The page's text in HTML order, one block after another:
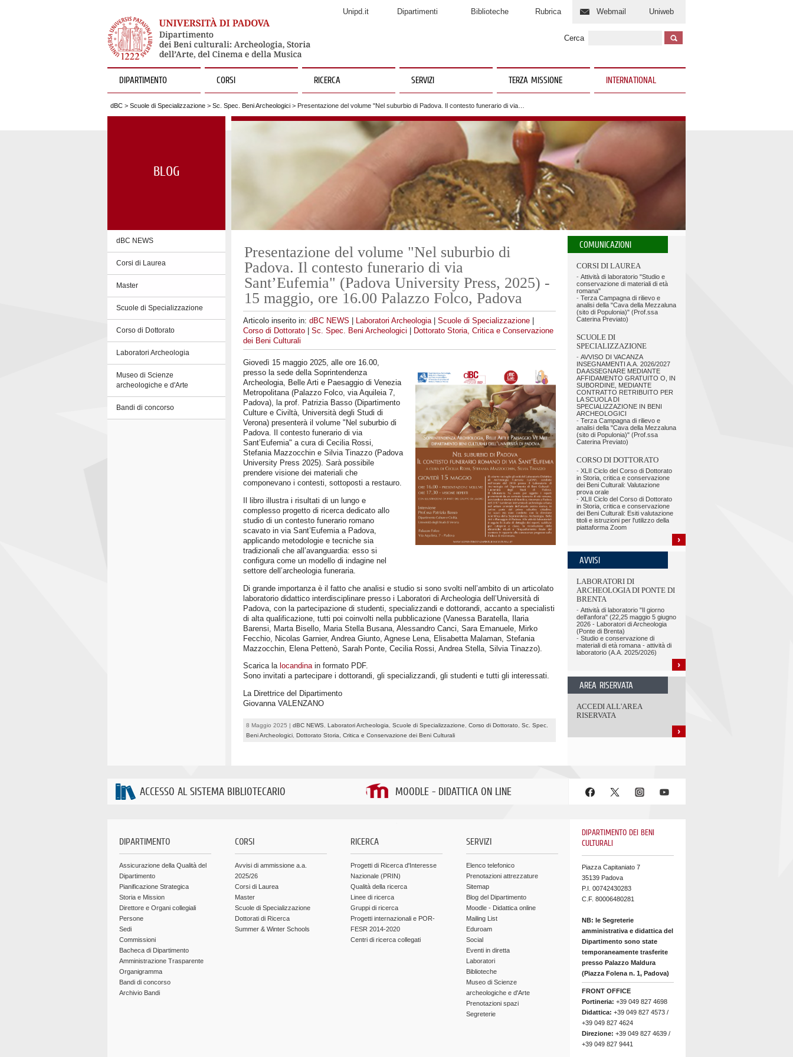
Unipd.it Dipartimenti Biblioteche Rubrica Webmail Uniweb
Cerca
DIPARTIMENTO CORSI RICERCA SERVIZI TERZA MISSIONE INTERNATIONAL
dBC > Scuole di Specializzazione > Sc. Spec. Beni Archeologici > Presentazione del volume "Nel suburbio di Padova. Il contesto funerario di via…
BLOG
dBC NEWS
Corsi di Laurea
Master
Scuole di Specializzazione
Corso di Dottorato
Laboratori Archeologia
Museo di Scienze
archeologiche e d'Arte
Bandi di concorso
Presentazione del volume "Nel suburbio di
Padova. Il contesto funerario di via
Sant’Eufemia" (Padova University Press, 2025) -
15 maggio, ore 16.00 Palazzo Folco, Padova
Articolo inserito in: dBC NEWS Laboratori Archeologia Scuole di Specializzazione
Corso di Dottorato
Sc. Spec. Beni Archeologici
Dottorato Storia, Critica e Conservazione
dei Beni Culturali
Giovedì 15 maggio 2025, alle ore 16.00,
presso la sede della Soprintendenza
Archeologia, Belle Arti e Paesaggio di Venezia
Metropolitana (Palazzo Folco, via Aquileia 7,
Padova), la prof. Patrizia Basso (Dipartimento
Culture e Civiltà, Università degli Studi di
Verona) presenterà il volume "Nel suburbio di
Padova. Il contesto funerario di via
Sant’Eufemia" a cura di Cecilia Rossi,
Stefania Mazzocchin e Silvia Tinazzo (Padova
University Press 2025). Sarà possibile
prendere visione dei materiali che
componevano i contesti, sottoposti a restauro.
Il libro illustra i risultati di un lungo e
complesso progetto di ricerca dedicato allo
studio di un contesto funerario romano
scavato in via Sant’Eufemia a Padova,
applicando metodologie e tecniche sia
tradizionali che all’avanguardia: esso si
configura come un modello di indagine nel
settore dell’archeologia funeraria.
Di grande importanza è il fatto che analisi e studio si sono svolti nell’ambito di un articolato
laboratorio didattico interdisciplinare presso i Laboratori di Archeologia dell’Università di
Padova, con la partecipazione di studenti, specializzandi e dottorandi, accanto a specialisti
di alta qualificazione, tutti poi coinvolti nella pubblicazione (Vanessa Baratella, Ilaria
Barensi, Marta Bisello, Maria Stella Busana, Alessandro Canci, Sara Emanuele, Mirko
Fecchio, Nicolas Garnier, Andrea Giunto, Agnese Lena, Elisabetta Malaman, Stefania
Mazzocchin, Elena Pettenò, Sarah Ponte, Cecilia Rossi, Andrea Stella, Silvia Tinazzo).
Scarica la locandinain formato PDF.
Sono invitati a partecipare i dottorandi, gli specializzandi, gli studenti e tutti gli interessati.
La Direttrice del Dipartimento
Giovanna VALENZANO
8 Maggio 2025 | dBC NEWS Laboratori Archeologia Scuole di Specializzazione Corso di Dottorato
Sc. Spec.
Beni Archeologici Dottorato Storia, Critica e Conservazione dei Beni Culturali
COMUNICAZIONI
CORSI DI LAUREA
- Attività di laboratorio "Studio e
conservazione di materiali di età
romana"
- Terza Campagna di rilievo e
analisi della "Cava della Mezzaluna
(sito di Populonia)" (Prof.ssa
Caterina Previato)
SCUOLE DI
SPECIALIZZAZIONE
- AVVISO DI VACANZA
INSEGNAMENTI A.A. 2026/2027
DA ASSEGNARE MEDIANTE
AFFIDAMENTO GRATUITO O, IN
SUBORDINE, MEDIANTE
CONTRATTO RETRIBUITO PER
LA SCUOLA DI
SPECIALIZZAZIONE IN BENI
ARCHEOLOGICI
- Terza Campagna di rilievo e
analisi della "Cava della Mezzaluna
(sito di Populonia)" (Prof.ssa
Caterina Previato)
CORSO DI DOTTORATO
- XLII Ciclo del Corso di Dottorato
in Storia, critica e conservazione
dei Beni Culturali: Valutazione
prova orale
- XLII Ciclo del Corso di Dottorato
in Storia, critica e conservazione
dei Beni Culturali: Esiti valutazione
titoli e istruzioni per l'utilizzo della
piattaforma Zoom
AVVISI
LABORATORI DI
ARCHEOLOGIA DI PONTE DI
BRENTA
- Attività di laboratorio "Il giorno
dell'anfora" (22,25 maggio 5 giugno
2026 - Laboratori di Archeologia
(Ponte di Brenta)
- Studio e conservazione di
materiali di età romana - attività di
laboratorio (A.A. 2025/2026)
AREA RISERVATA
ACCEDI ALL'AREA
RISERVATA
ACCESSO AL SISTEMA BIBLIOTECARIO MOODLE - DIDATTICA ON LINE
DIPARTIMENTO
Assicurazione della Qualità del
Dipartimento
Pianificazione Strategica
Storia e Mission
Direttore e Organi collegiali
Persone
Sedi
Commissioni
Bacheca di Dipartimento
Amministrazione Trasparente
Organigramma
Bandi di concorso
Archivio Bandi
CORSI
Avvisi di ammissione a.a.
2025/26
Corsi di Laurea
Master
Scuole di Specializzazione
Dottorati di Ricerca
Summer & Winter Schools
RICERCA
Progetti di Ricerca d'Interesse
Nazionale (PRIN)
Qualità della ricerca
Linee di ricerca
Gruppi di ricerca
Progetti internazionali e POR-
FESR 2014-2020
Centri di ricerca collegati
SERVIZI
Elenco telefonico
Prenotazioni attrezzature
Sitemap
Blog del Dipartimento
Moodle - Didattica online
Mailing List
Eduroam
Social
Eventi in diretta
Laboratori
Biblioteche
Museo di Scienze
archeologiche e d'Arte
Prenotazioni spazi
Segreterie
DIPARTIMENTO DEI BENI
CULTURALI
Piazza Capitaniato 7
35139 Padova
P.I. 00742430283
C.F. 80006480281
NB: le Segreterie
amministrativa e didattica del
Dipartimento sono state
temporaneamente trasferite
presso Palazzo Maldura
(Piazza Folena n. 1, Padova)
FRONT OFFICE
Portineria: +39 049 827 4698
Didattica: +39 049 827 4573 /
+39 049 827 4624
Direzione: +39 049 827 4639 /
+39 049 827 9441